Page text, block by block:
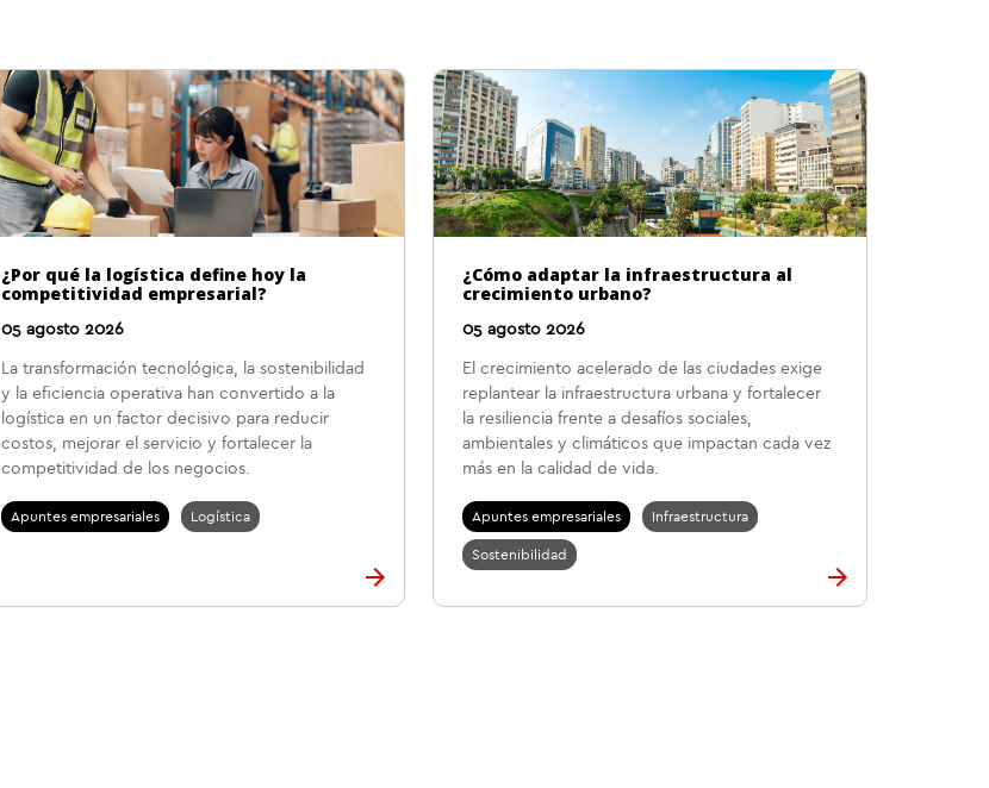
¿Por qué la logística define hoy la
competitividad empresarial?
05 agosto 2026
La transformación tecnológica, la sostenibilidad
y la eficiencia operativa han convertido a la
logística en un factor decisivo para reducir
costos, mejorar el servicio y fortalecer la
competitividad de los negocios.
Apuntes empresariales Logística
¿Cómo adaptar la infraestructura al
crecimiento urbano?
05 agosto 2026
El crecimiento acelerado de las ciudades exige
replantear la infraestructura urbana y fortalecer
la resiliencia frente a desafíos sociales,
ambientales y climáticos que impactan cada vez
más en la calidad de vida.
Apuntes empresariales Infraestructura
Sostenibilidad